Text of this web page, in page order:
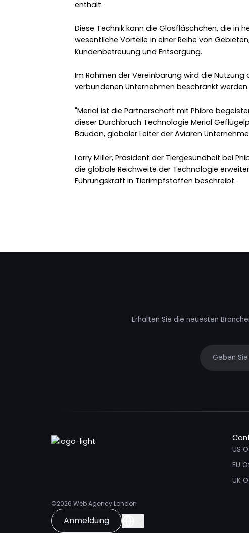
enthält.
Diese Technik kann die Glasfläschchen, die in
wesentliche Vorteile in einer Reihe von
Kundenbetreuung und Entsorgung.
Im Rahmen der Vereinbarung wird die Nutzung
verbundenen Unternehmen beschränkt werden.
"Merial ist die Partnerschaft mit Phibro
dieser Durchbruch Technologie Merial
Baudon, globaler Leiter der Aviären
Larry Miller, Präsident der Tiergesundheit bei
die globale Reichweite der Technologie
Führungskraft in Tierimpfstoffen beschreibt.
Erhalten Sie die neuesten
©2026 Web Agency London
Anmeldung
US
EU
UK